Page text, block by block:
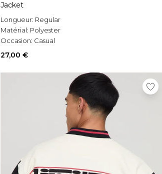
Jacket
Longueur: Regular
Matérial: Polyester
Occasion: Casual
27,00 €